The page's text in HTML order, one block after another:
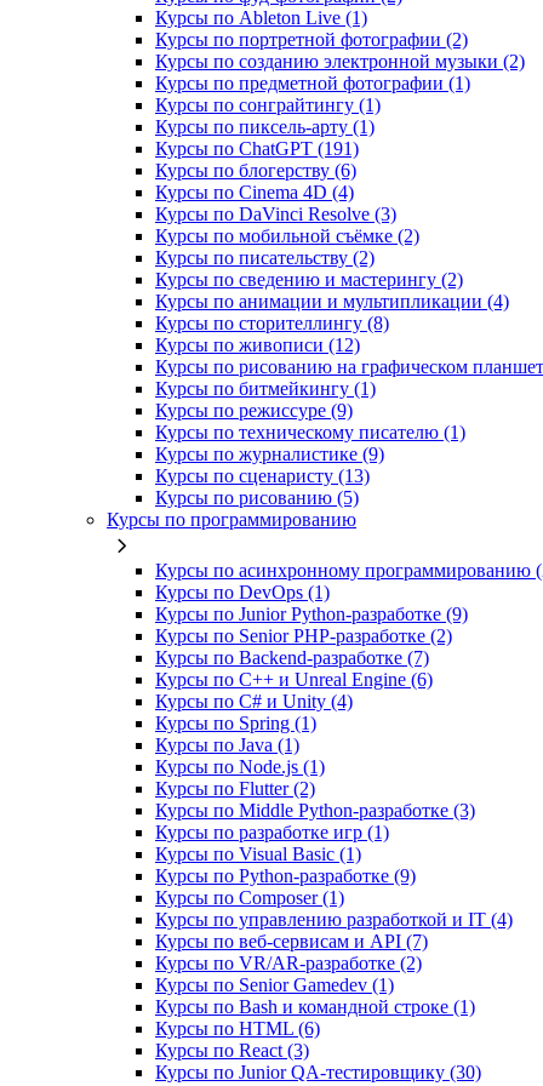
Курсы по Ableton Live (1)
Курсы по портретной фотографии (2)
Курсы по созданию электронной музыки (2)
Курсы по предметной фотографии (1)
Курсы по сонграйтингу (1)
Курсы по пиксель-арту (1)
Курсы по ChatGPT (191)
Курсы по блогерству (6)
Курсы по Cinema 4D (4)
Курсы по DaVinci Resolve (3)
Курсы по мобильной съёмке (2)
Курсы по писательству (2)
Курсы по сведению и мастерингу (2)
Курсы по анимации и мультипликации (4)
Курсы по сторителлингу (8)
Курсы по живописи (12)
Курсы по рисованию на графическом
Курсы по битмейкингу (1)
Курсы по режиссуре (9)
Курсы по техническому писателю (1)
Курсы по журналистике (9)
Курсы по сценаристу (13)
Курсы по рисованию (5)
Курсы по программированию
Курсы по асинхронному программированию
Курсы по DevOps (1)
Курсы по Junior Python-разработке (9)
Курсы по Senior PHP-разработке (2)
Курсы по Backend‑разработке (7)
Курсы по C++ и Unreal Engine (6)
Курсы по C# и Unity (4)
Курсы по Spring (1)
Курсы по Java (1)
Курсы по Node.js (1)
Курсы по Flutter (2)
Курсы по Middle Python-разработке (3)
Курсы по разработке игр (1)
Курсы по Visual Basic (1)
Курсы по Python-разработке (9)
Курсы по Composer (1)
Курсы по управлению разработкой и IT (4)
Курсы по веб‑сервисам и API (7)
Курсы по VR/AR‑разработке (2)
Курсы по Senior Gamedev (1)
Курсы по Bash и командной строке (1)
Курсы по HTML (6)
Курсы по React (3)
Курсы по Junior QA-тестировщику (30)